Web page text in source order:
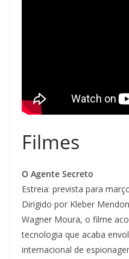
Filmes
O Agente Secreto
Estreia: prevista para
Dirigido por Kleber
Wagner Moura, o filme
tecnologia que acaba
internacional de